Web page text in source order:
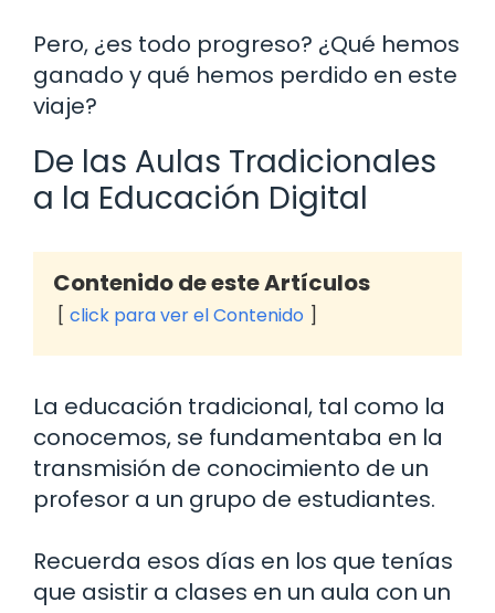
Pero, ¿es todo progreso? ¿Qué hemos
ganado y qué hemos perdido en este
viaje?
De las Aulas Tradicionales
a la Educación Digital
Contenido de este Artículos
click para ver el Contenido
La educación tradicional, tal como la
conocemos, se fundamentaba en la
transmisión de conocimiento de un
profesor a un grupo de estudiantes.
Recuerda esos días en los que tenías
que asistir a clases en un aula con un